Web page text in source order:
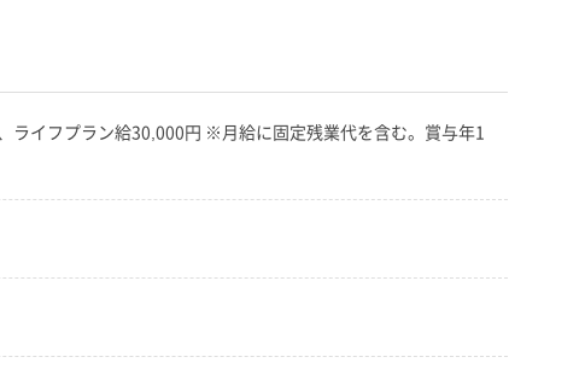
ライフプラン給30,000円 ※月給に固定残業代を含む。賞与年1